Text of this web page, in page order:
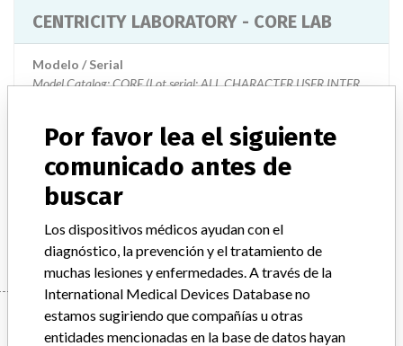
CENTRICITY LABORATORY - CORE LAB
Modelo / Serial
Model Catalog: CORE (Lot serial: ALL CHARACTER USER INTERFACE); Model Catalog: CORE (Lot serial: (CUI) VERSIONS/RELEASES)
Descripción del producto
CENTRICITY LABORATORY - CORE LAB
Manufacturer
GENERAL ELECTRIC CANADA (OPERATING AS GE
HEALTHCARE)
Manufacturer
Por favor lea el siguiente
comunicado antes de
buscar
Los dispositivos médicos ayudan con el
diagnóstico, la prevención y el tratamiento de
muchas lesiones y enfermedades. A través de la
International Medical Devices Database no
estamos sugiriendo que compañías u otras
entidades mencionadas en la base de datos hayan